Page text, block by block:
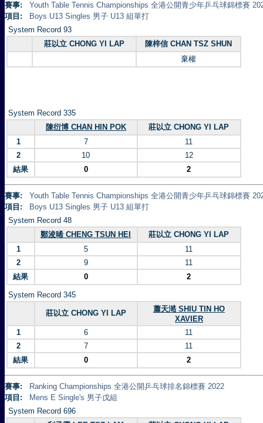
賽事:
Youth Table Tennis Championships 全港公開青少年乒乓球錦標賽
項目:
Boys U13 Singles 男子 U13 組單打
System Record 93
莊以立 CHONG YI LAP
陳梓信 CHAN TSZ SHUN
棄權
System Record 335
陳衍博 CHAN HIN POK
莊以立 CHONG YI LAP
1
7
11
2
10
12
結果
0 2
賽事:
Youth Table Tennis Championships 全港公開青少年乒乓球錦標賽
項目:
Boys U13 Singles 男子 U13 組單打
System Record 48
鄭浚晞 CHENG TSUN HEI
莊以立 CHONG YI LAP
1
5
11
2
9
11
結果
0 2
System Record 345
莊以立 CHONG YI LAP
蕭天澔 SHIU TIN HO
XAVIER
1
6
11
2
7
11
結果
0 2
賽事:
Ranking Championships 全港公開乒乓球排名錦標賽 2022
項目:
Mens E Single's 男子戊組
System Record 696